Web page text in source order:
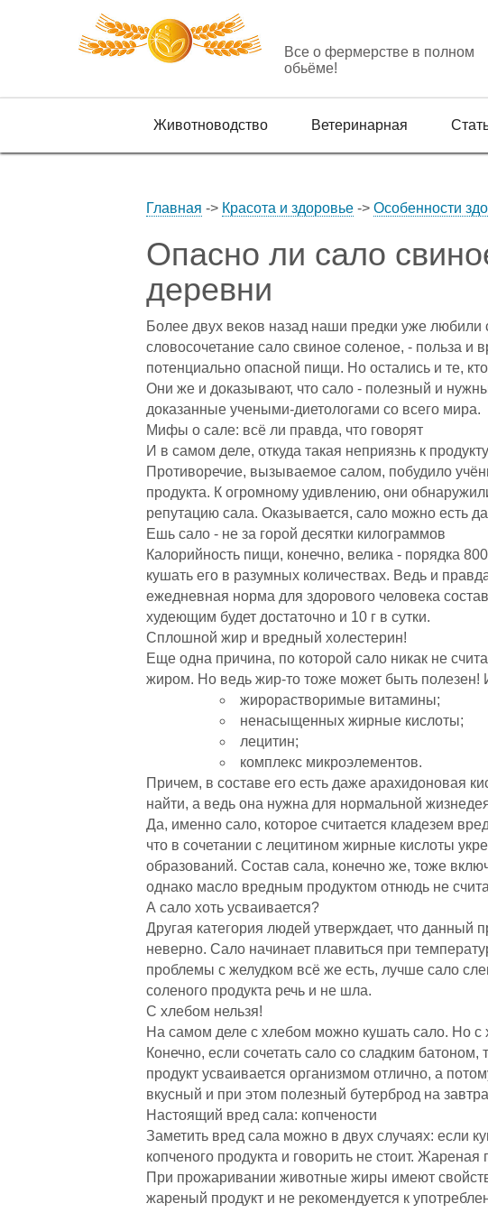
Все о фермерстве в полном
обьёме!
Животноводство Ветеринарная
Главная -> Красота и здоровье -> Особенности
Опасно ли сало
деревни
Более двух веков назад наши предки уже
словосочетание сало свиное соленое, - польза и
потенциально опасной пищи. Но остались и те,
Они же и доказывают, что сало - полезный и
доказанные учеными-диетологами со всего мира.
Мифы о сале: всё ли правда, что говорят
И в самом деле, откуда такая неприязнь к
Противоречие, вызываемое салом, побудило
продукта. К огромному удивлению, они
репутацию сала. Оказывается, сало можно есть
Ешь сало - не за горой десятки килограммов
Калорийность пищи, конечно, велика - порядка
кушать его в разумных количествах. Ведь и
ежедневная норма для здорового человека
худеющим будет достаточно и 10 г в сутки.
Сплошной жир и вредный холестерин!
Еще одна причина, по которой сало никак не
жиром. Но ведь жир-то тоже может быть полезен!
жирорастворимые витамины;
ненасыщенных жирные кислоты;
лецитин;
комплекс микроэлементов.
Причем, в составе его есть даже арахидоновая
найти, а ведь она нужна для нормальной
Да, именно сало, которое считается кладезем
что в сочетании с лецитином жирные кислоты
образований. Состав сала, конечно же, тоже
однако масло вредным продуктом отнюдь не
А сало хоть усваивается?
Другая категория людей утверждает, что данный
неверно. Сало начинает плавиться при
проблемы с желудком всё же есть, лучше сало
соленого продукта речь и не шла.
С хлебом нельзя!
На самом деле с хлебом можно кушать сало. Но с
Конечно, если сочетать сало со сладким
продукт усваивается организмом отлично, а
вкусный и при этом полезный бутерброд на
Настоящий вред сала: копчености
Заметить вред сала можно в двух случаях: если
копченого продукта и говорить не стоит.
При прожаривании животные жиры имеют
жареный продукт и не рекомендуется к